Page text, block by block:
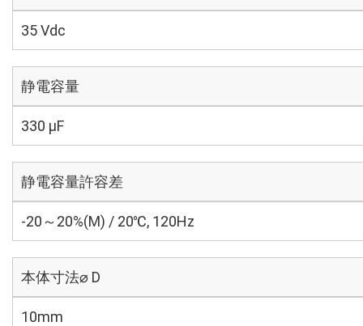
35 Vdc
静電容量
330 µF
静電容量許容差
-20～20%(M) / 20℃, 120Hz
本体寸法⌀ D
10mm